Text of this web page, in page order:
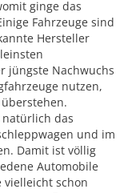
ginge das
Fahrzeuge sind
Hersteller
jüngste Nachwuchs
nutzen,
das
und im
Damit ist völlig
Automobile
vielleicht schon